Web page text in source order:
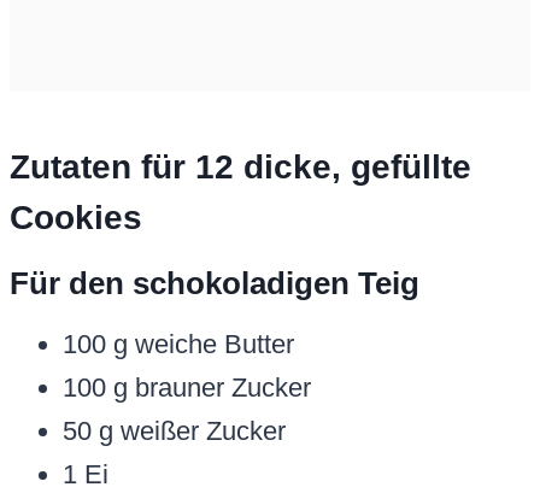
Zutaten für 12 dicke, gefüllte
Cookies
Für den schokoladigen Teig
100 g weiche Butter
100 g brauner Zucker
50 g weißer Zucker
1 Ei